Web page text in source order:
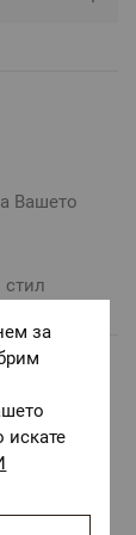
Вашето
стил
за
искате